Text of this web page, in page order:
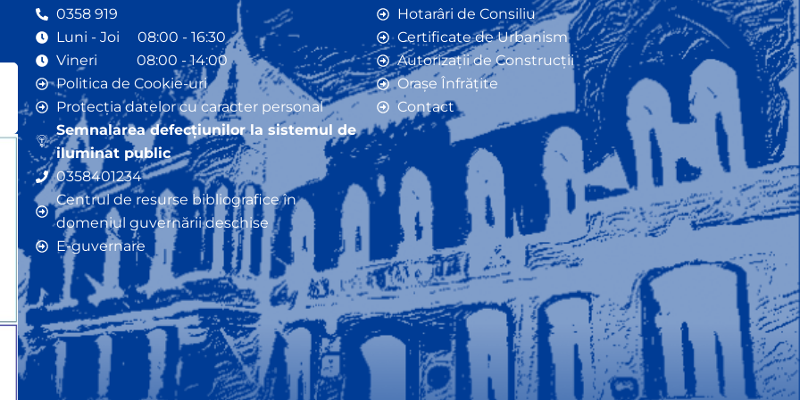
0358 919
Luni - Joi 08:00 - 16:30
Vineri 08:00 - 14:00
Politica de Cookie-uri
Protecția datelor cu caracter personal
Semnalarea defecțiunilor la sistemul de
iluminat public
0358401234
Centrul de resurse bibliografice în
domeniul guvernării deschise
E-guvernare
Hotarâri de Consiliu
Certificate de Urbanism
Autorizații de Construcții
Orașe Înfrățite
Contact